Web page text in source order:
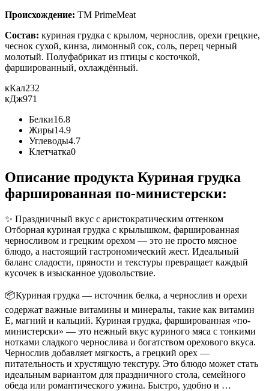
Происхождение: ТМ PrimeMeat
Состав: куриная грудка с крылом, чернослив, орехи грецкие,
чеснок сухой, кинза, лимонный сок, соль, перец черный
молотый. Полуфабрикат из птицы с косточкой,
фаршированный, охлаждённый.
кКал232
кДж971
Белки16.8
Жиры14.9
Углеводы4.7
Клетчатка0
Описание продукта Куриная грудка
фаршированная по-министерски:
✨ Праздничный вкус с аристократическим оттенком
Отборная куриная грудка с крылышком, фаршированная
черносливом и грецким орехом — это не просто мясное
блюдо, а настоящий гастрономический жест. Идеальный
баланс сладости, пряности и текстуры превращает каждый
кусочек в изысканное удовольствие.
📦Куриная грудка — источник белка, а чернослив и орехи
содержат важные витамины и минералы, такие как витамин
Е, магний и кальций. Куриная грудка, фаршированная «по-
министерски» — это нежный вкус куриного мяса с тонкими
нотками сладкого чернослива и богатством орехового вкуса.
Чернослив добавляет мягкость, а грецкий орех —
питательность и хрустящую текстуру. Это блюдо может стать
идеальным вариантом для праздничного стола, семейного
обеда или романтического ужина. Быстро, удобно и …